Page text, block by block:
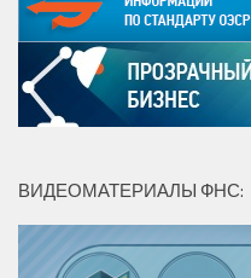
ВИДЕОМАТЕРИАЛЫ ФНС: